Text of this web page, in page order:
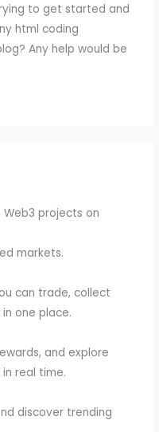
to get started and
html coding
Any help would be
projects on
markets.
can trade, collect
one place.
and explore
real time.
discover trending